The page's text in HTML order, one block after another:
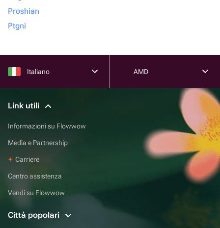
Proshian
Ptgni
Italiano AMD
Link utili
Informazioni su Flowwow
Media e Partnership
Carriere
Centro assistenza
Vendi su Flowwow
Città popolari